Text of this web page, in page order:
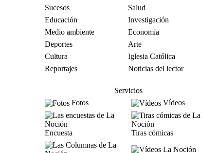
Sucesos
Salud
Educación
Investigación
Medio ambiente
Economía
Deportes
Arte
Cultura
Iglesia Católica
Reportajes
Noticias del lector
Servicios
Fotos
Vídeos
Encuesta Tiras cómicas